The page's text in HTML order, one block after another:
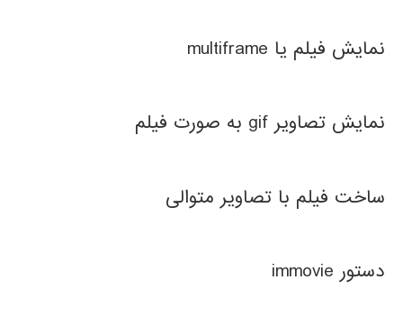
نمایش فیلم یا multiframe
نمایش تصاویر gif به صورت فیلم
ساخت فیلم با تصاویر متوالی
دستور immovie